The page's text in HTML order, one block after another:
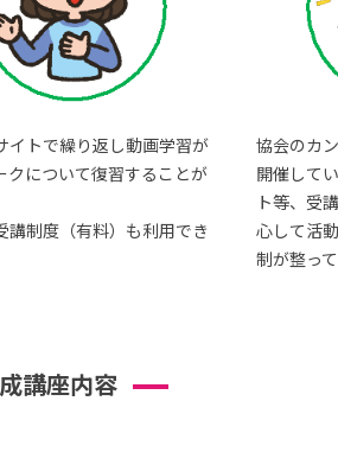
イトで繰り返し動画学習が
クについて復習することが
講制度（有料）も利用でき
協会のカ
開催して
ト等、受
心して活
制が整って
講座内容